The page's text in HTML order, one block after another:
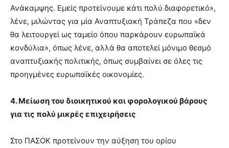
Ανάκαμψης. Εμείς προτείνουμε κάτι πολύ διαφορετικό»,
λένε, μιλώντας για μία Αναπτυξιακή Τράπεζα που «δεν
θα λειτουργεί ως ταμείο όπου παρκάρουν ευρωπαϊκά
κονδύλια», όπως λένε, αλλά θα αποτελεί μόνιμο θεσμό
αναπτυξιακής πολιτικής, όπως συμβαίνει σε όλες τις
προηγμένες ευρωπαϊκές οικονομίες.
4. Μείωση του διοικητικού και φορολογικού βάρους
για τις πολύ μικρές επιχειρήσεις
Στο ΠΑΣΟΚ προτείνουν την αύξηση του ορίου